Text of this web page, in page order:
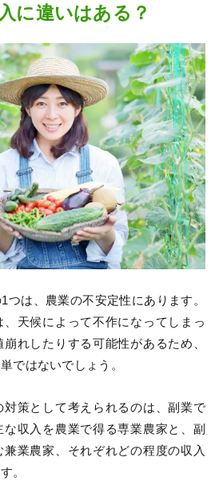
に違いはある？
つは、農業の不安定性にあります。
天候によって不作になってしまっ
れしたりする可能性があるため、
ではないでしょう。
策として考えられるのは、副業で
収入を農業で得る専業農家と、副
業農家、それぞれどの程度の収入
。